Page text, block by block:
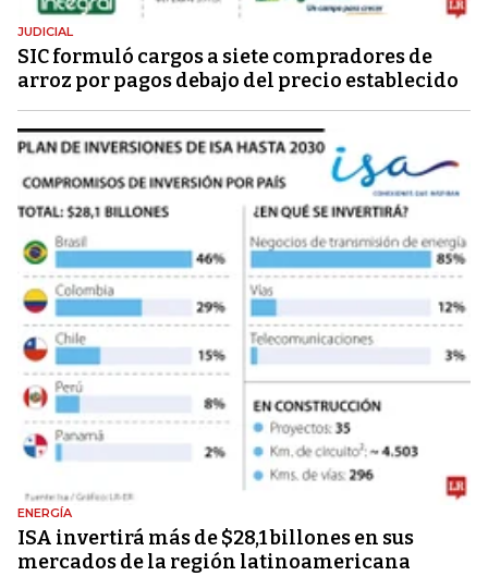
JUDICIAL
SIC formuló cargos a siete compradores de
arroz por pagos debajo del precio establecido
ENERGÍA
ISA invertirá más de $28,1 billones en sus
mercados de la región latinoamericana